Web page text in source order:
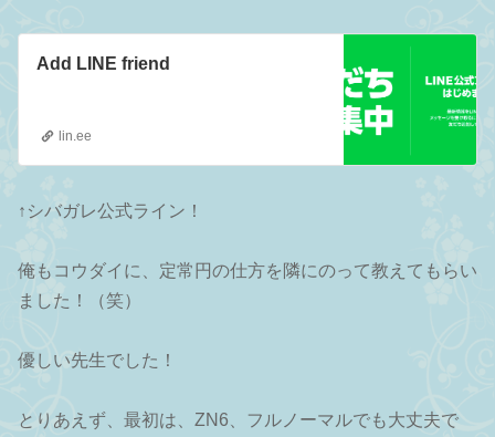
Add LINE friend
lin.ee
↑シバガレ公式ライン！
俺もコウダイに、定常円の仕方を隣にのって教えてもらい
ました！（笑）
優しい先生でした！
とりあえず、最初は、ZN6、フルノーマルでも大丈夫で